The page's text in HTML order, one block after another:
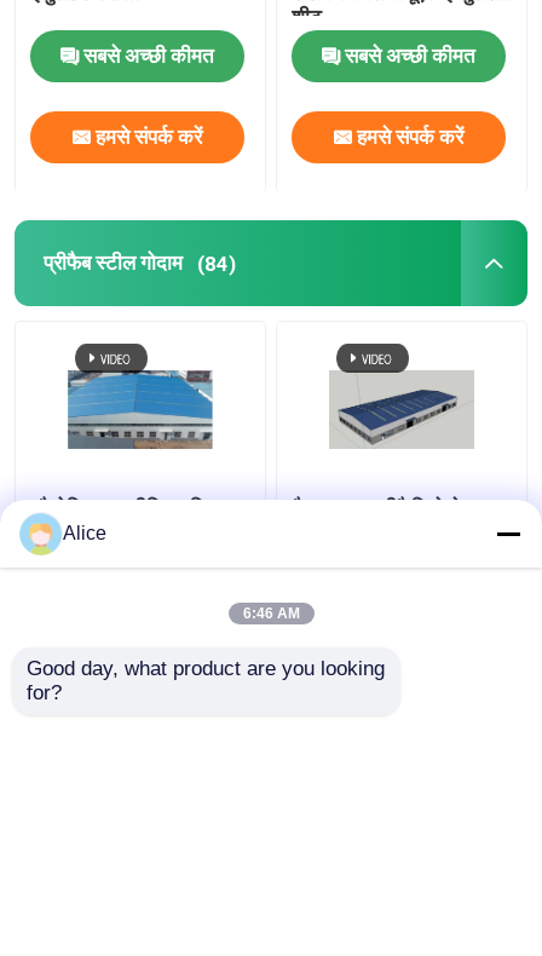
सबसे अच्छी कीमत
हमसे संपर्क करें
शीट
सबसे अच्छी कीमत
हमसे संपर्क करें
प्रीफैब स्टील गोदाम (84)
औद्योगिक एल्यूमीनियम मिश्र
धातु प्रीफैब स्टील गोदाम भवन
अनुकूलन योग्य
गैल्वनाइज्ड प्रीफैब्रिकेटेड
Alice
6:46 AM
Good day, what product are you looking
for?